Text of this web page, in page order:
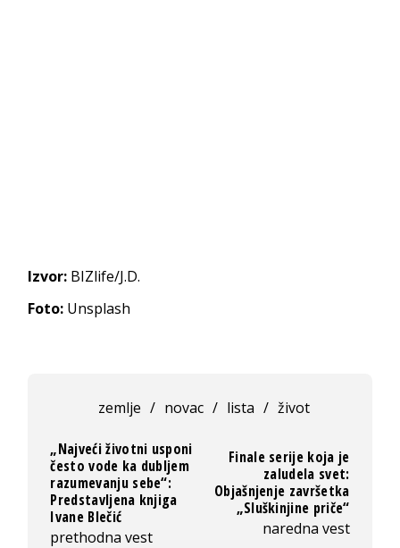
Izvor: BIZlife/J.D.
Foto: Unsplash
zemlje / novac / lista / život
„Najveći životni usponi
često vode ka dubljem
razumevanju sebe“:
Predstavljena knjiga
Ivane Blečić
prethodna vest
Finale serije koja je
zaludela svet:
Objašnjenje završetka
„Sluškinjine priče“
naredna vest